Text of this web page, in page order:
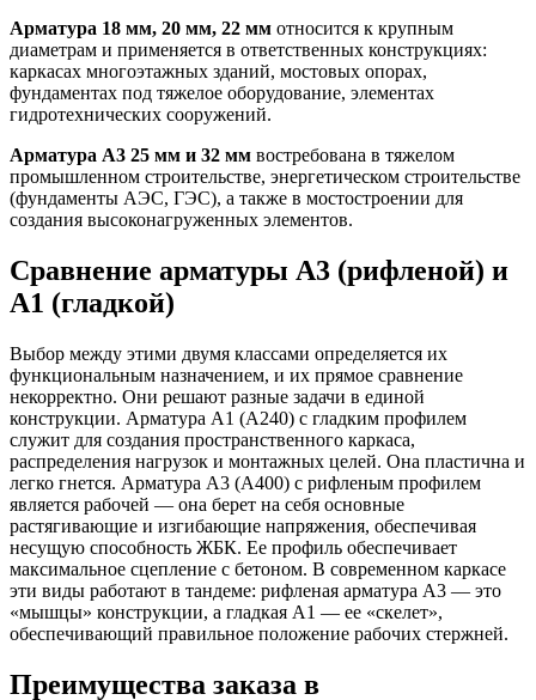
Арматура 18 мм, 20 мм, 22 мм относится к крупным
диаметрам и применяется в ответственных конструкциях:
каркасах многоэтажных зданий, мостовых опорах,
фундаментах под тяжелое оборудование, элементах
гидротехнических сооружений.
Арматура А3 25 мм и 32 мм востребована в тяжелом
промышленном строительстве, энергетическом строительстве
(фундаменты АЭС, ГЭС), а также в мостостроении для
создания высоконагруженных элементов.
Сравнение арматуры А3 (рифленой) и
А1 (гладкой)
Выбор между этими двумя классами определяется их
функциональным назначением, и их прямое сравнение
некорректно. Они решают разные задачи в единой
конструкции. Арматура А1 (А240) с гладким профилем
служит для создания пространственного каркаса,
распределения нагрузок и монтажных целей. Она пластична и
легко гнется. Арматура А3 (А400) с рифленым профилем
является рабочей — она берет на себя основные
растягивающие и изгибающие напряжения, обеспечивая
несущую способность ЖБК. Ее профиль обеспечивает
максимальное сцепление с бетоном. В современном каркасе
эти виды работают в тандеме: рифленая арматура А3 — это
«мышцы» конструкции, а гладкая А1 — ее «скелет»,
обеспечивающий правильное положение рабочих стержней.
Преимущества заказа в